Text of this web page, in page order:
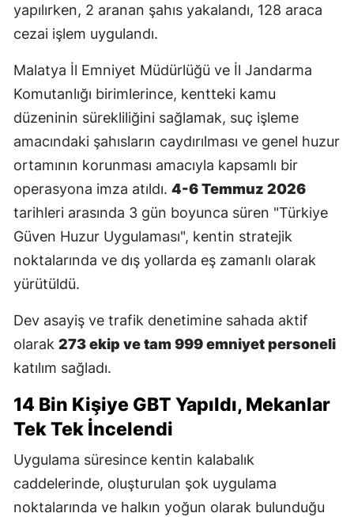
yapılırken, 2 aranan şahıs yakalandı, 128 araca
cezai işlem uygulandı.
Malatya İl Emniyet Müdürlüğü ve İl Jandarma
Komutanlığı birimlerince, kentteki kamu
düzeninin sürekliliğini sağlamak, suç işleme
amacındaki şahısların caydırılması ve genel huzur
ortamının korunması amacıyla kapsamlı bir
operasyona imza atıldı. 4-6 Temmuz 2026
tarihleri arasında 3 gün boyunca süren "Türkiye
Güven Huzur Uygulaması", kentin stratejik
noktalarında ve dış yollarda eş zamanlı olarak
yürütüldü.
Dev asayiş ve trafik denetimine sahada aktif
olarak 273 ekip ve tam 999 emniyet personeli
katılım sağladı.
14 Bin Kişiye GBT Yapıldı, Mekanlar
Tek Tek İncelendi
Uygulama süresince kentin kalabalık
caddelerinde, oluşturulan şok uygulama
noktalarında ve halkın yoğun olarak bulunduğu